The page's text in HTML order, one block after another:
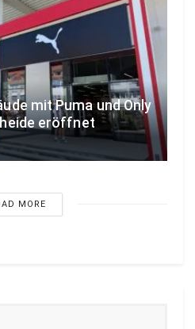
mit Puma und Only
eröffnet
MORE